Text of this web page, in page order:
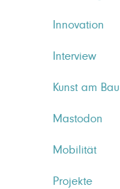
Innovation
Interview
Kunst am Bau
Mastodon
Mobilität
Projekte